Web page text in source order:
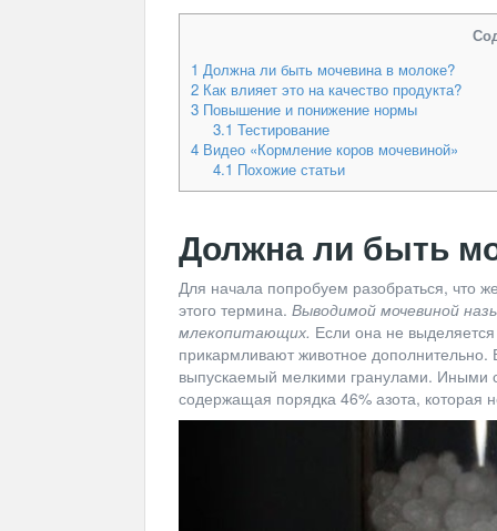
1 Должна ли быть мочевина в молоке?
2 Как влияет это на качество продукта?
3 Повышение и понижение нормы
3.1 Тестирование
4 Видео «Кормление коров мочевиной»
4.1 Похожие статьи
Должна ли быть
Для начала попробуем разобраться, что
этого термина. Выводимой мочевиной
млекопитающих. Если она не
прикармливают животное
выпускаемый мелкими гранулами. Иными
содержащая порядка 46% азота, которая